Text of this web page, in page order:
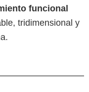
funcional
tridimensional y